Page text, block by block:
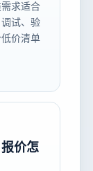
求适合
试、验
价清单
价怎